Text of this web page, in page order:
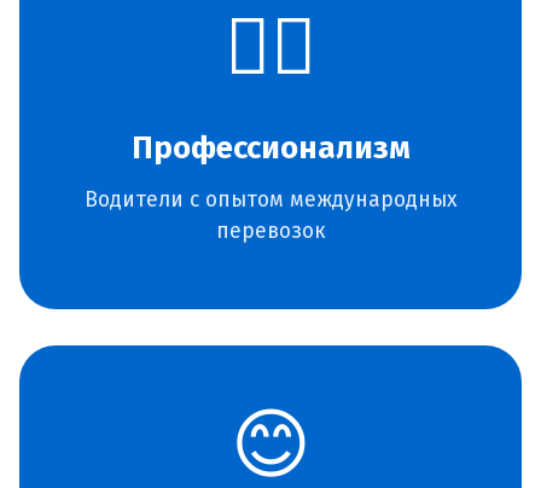
👨‍✈️
Профессионализм
Водители с опытом международных
перевозок
😊